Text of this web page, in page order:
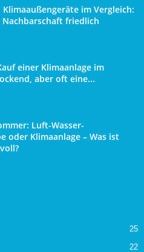
Klimaaußengeräte im Vergleich:
friedlich
einer Klimaanlage im
aber oft eine...
Luft-Wasser-
oder Klimaanlage – Was ist
25
22